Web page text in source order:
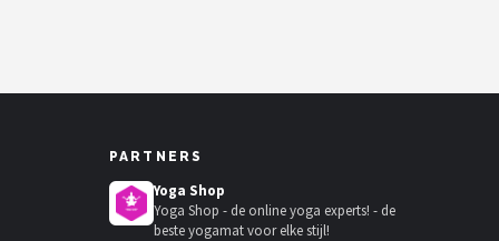
PARTNERS
Yoga Shop
Yoga Shop - de online yoga experts! - de
beste yogamat voor elke stijl!